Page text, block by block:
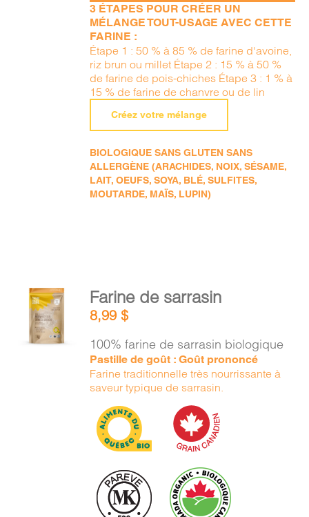
3 ÉTAPES POUR CRÉER UN
MÉLANGE TOUT-USAGE AVEC CETTE
FARINE :
Étape 1 : 50 % à 85 % de farine d'avoine,
riz brun ou millet Étape 2 : 15 % à 50 %
de farine de pois-chiches Étape 3 : 1 % à
15 % de farine de chanvre ou de lin
Créez votre mélange
BIOLOGIQUE SANS GLUTEN SANS
ALLERGÈNE (ARACHIDES, NOIX, SÉSAME,
LAIT, OEUFS, SOYA, BLÉ, SULFITES,
MOUTARDE, MAÏS, LUPIN)
AJOUTER
AU
PANIER
Farine de sarrasin
8,99$
100% farine de sarrasin biologique
Pastille de goût : Goût prononcé
Farine traditionnelle très nourrissante à
saveur typique de sarrasin.